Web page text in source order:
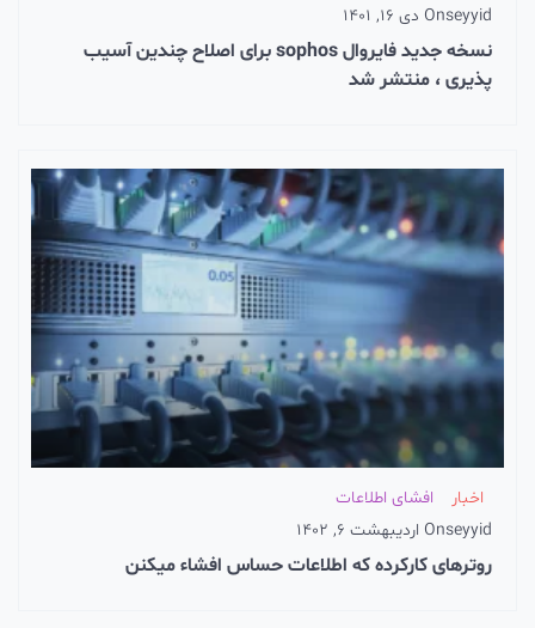
seyyid
On دی 16, 1401
نسخه جدید فایروال sophos برای اصلاح چندین آسیب
پذیری ، منتشر شد
افشای اطلاعات
seyyid
On اردیبهشت 6, 1402
روترهای کارکرده که اطلاعات حساس افشاء میکنن